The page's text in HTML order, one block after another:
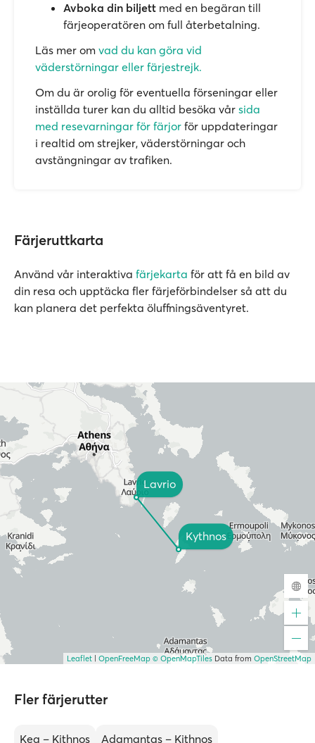
Avboka din biljett med en begäran till
färjeoperatören om full återbetalning.
Läs mer om vad du kan göra vid
väderstörningar eller färjestrejk.
Om du är orolig för eventuella förseningar eller
inställda turer kan du alltid besöka vår sida
med resevarningar för färjor för uppdateringar
i realtid om strejker, väderstörningar och
avstängningar av trafiken.
Färjeruttkarta
Använd vår interaktiva färjekarta för att få en bild av
din resa och upptäcka fler färjeförbindelser så att du
kan planera det perfekta öluffningsäventyret.
Lavrio
Kythnos
Leaflet OpenFreeMap © OpenMapTiles Data from OpenStreetMap
Fler färjerutter
Kea – Kithnos Adamantas – Kithnos